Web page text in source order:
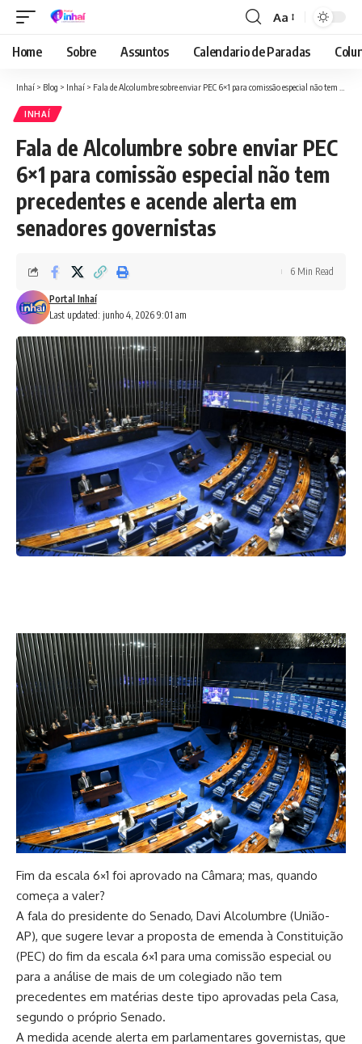
Font
Resizer
Aa
Home Sobre Assuntos Calendario de Paradas
Inhaí > Blog > Inhaí > Fala de Alcolumbre sobre enviar PEC 6×1 para comissão especial não tem precedentes e acende alerta em senadores governistas
INHAÍ
Fala de Alcolumbre sobre enviar PEC
6×1 para comissão especial não tem
precedentes e acende alerta em
senadores governistas
Last updated: junho 4, 2026 9:01 am
Portal Inhaí
6 Min Read
Fim da escala 6×1 foi aprovado na Câmara; mas, quando
começa a valer?
A fala do presidente do Senado, Davi Alcolumbre (União-
AP), que sugere levar a proposta de emenda à Constituição
(PEC) do fim da escala 6×1 para uma comissão especial ou
para a análise de mais de um colegiado não tem
precedentes em matérias deste tipo aprovadas pela Casa,
segundo o próprio Senado.
A medida acende alerta em parlamentares governistas, que